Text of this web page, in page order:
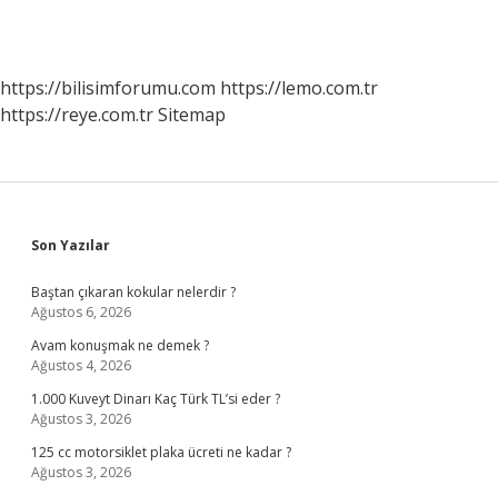
https://bilisimforumu.com https://lemo.com.tr
https://reye.com.trSitemap
Sidebar
Son Yazılar
Baştan çıkaran kokular nelerdir ?
Ağustos 6, 2026
Avam konuşmak ne demek ?
Ağustos 4, 2026
1.000 Kuveyt Dinarı Kaç Türk TL’si eder ?
Ağustos 3, 2026
125 cc motorsiklet plaka ücreti ne kadar ?
Ağustos 3, 2026